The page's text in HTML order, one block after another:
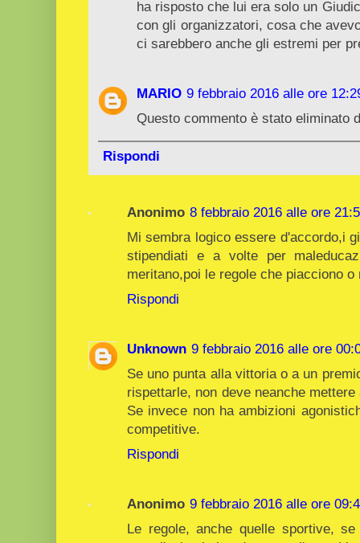
ha risposto che lui era solo un
con gli organizzatori, cosa che
ci sarebbero anche gli estremi per
MARIO 9 febbraio 2016 alle ore
Questo commento è stato eliminato
Rispondi
Anonimo 8 febbraio 2016 alle ore
Mi sembra logico essere d'accordo,i
stipendiati e a volte per
meritano,poi le regole che piacciono
Rispondi
Unknown 9 febbraio 2016 alle ore
Se uno punta alla vittoria o a un
rispettarle, non deve neanche
Se invece non ha ambizioni
competitive.
Rispondi
Anonimo 9 febbraio 2016 alle ore
Le regole, anche quelle sportive,